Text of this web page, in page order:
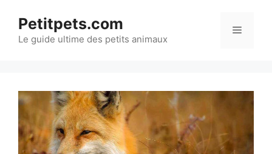
contenu
Petitpets.com
Le guide ultime des petits animaux
Menu